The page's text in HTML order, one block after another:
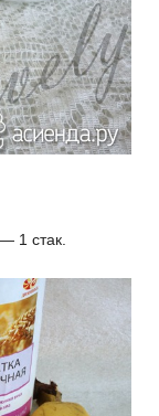
1 стак.